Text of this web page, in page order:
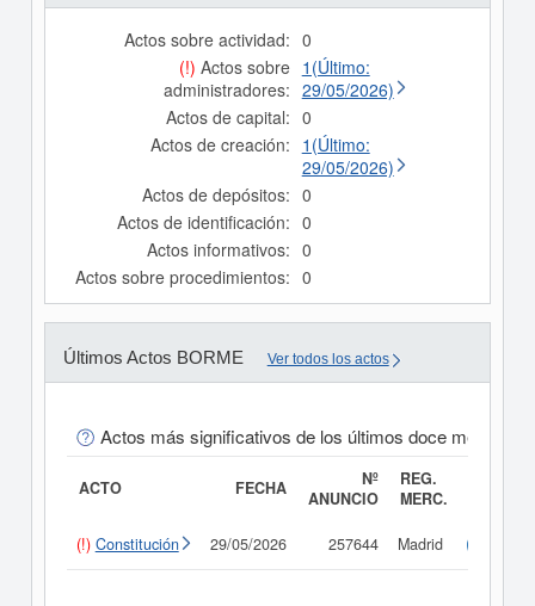
Actos sobre actividad: 0
(!) Actos sobre
administradores:
1(Último:
29/05/2026)
Actos de capital: 0
Actos de creación: 1(Último:
29/05/2026)
Actos de depósitos: 0
Actos de identificación: 0
Actos informativos: 0
Actos sobre procedimientos: 0
Últimos Actos BORME Ver todos los actos
Actos más significativos de los últimos doce meses
ACTO FECHA
Nº
ANUNCIO
REG.
MERC.
(!) Constitución 29/05/2026 257644 Madrid